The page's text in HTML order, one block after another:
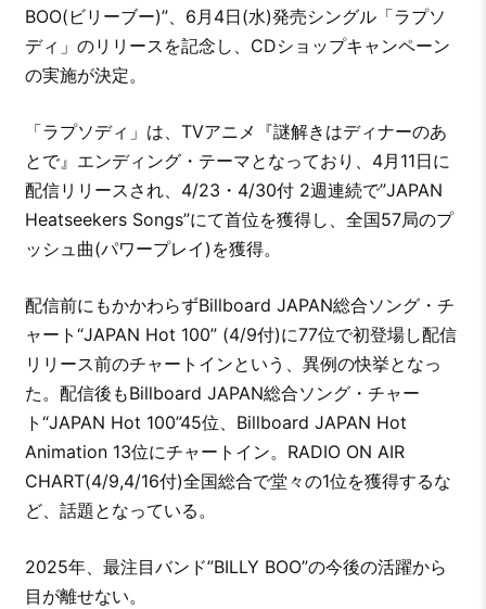
BOO(ビリーブー)”、6月4日(水)発売シングル「ラプソ
ディ」のリリースを記念し、CDショップキャンペーン
の実施が決定。
「ラプソディ」は、TVアニメ『謎解きはディナーのあ
とで』エンディング・テーマとなっており、4月11日に
配信リリースされ、4/23・4/30付 2週連続で”JAPAN
Heatseekers Songs”にて首位を獲得し、全国57局のプ
ッシュ曲(パワープレイ)を獲得。
配信前にもかかわらずBillboard JAPAN総合ソング・チ
ャート“JAPAN Hot 100” (4/9付)に77位で初登場し配信
リリース前のチャートインという、異例の快挙となっ
た。配信後もBillboard JAPAN総合ソング・チャー
ト“JAPAN Hot 100”45位、Billboard JAPAN Hot
Animation 13位にチャートイン。RADIO ON AIR
CHART(4/9,4/16付)全国総合で堂々の1位を獲得するな
ど、話題となっている。
2025年、最注目バンド”BILLY BOO”の今後の活躍から
目が離せない。